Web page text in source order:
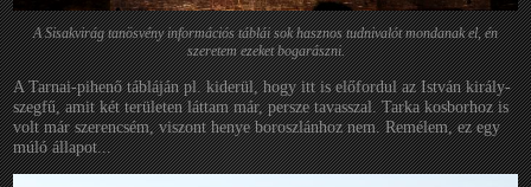
A Sisakvirág tanösvény információs táblái sok hasznos tudnivalót mondanak el, én
szeretem ezeket bogarászni.
A Tarnai-pihenő tábláján pl. kiderül, hogy itt is előfordul az István király-
szegfű, amit két területen láttam már, persze tavasszal. Tarka kosborhoz is
volt már szerencsém, viszont henye boroszlánhoz nem. Remélem, ez egy
múló állapot...